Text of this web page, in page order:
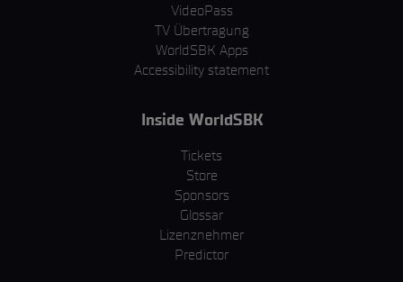
VideoPass
TV Übertragung
WorldSBK Apps
Accessibility statement
Inside WorldSBK
Tickets
Store
Sponsors
Glossar
Lizenznehmer
Predictor